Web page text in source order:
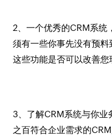
2、一个优秀的CRM系统
须有一些你事先没有预
这些功能是否可以改善您
3、了解CRM系统与你业
之百符合企业需求的